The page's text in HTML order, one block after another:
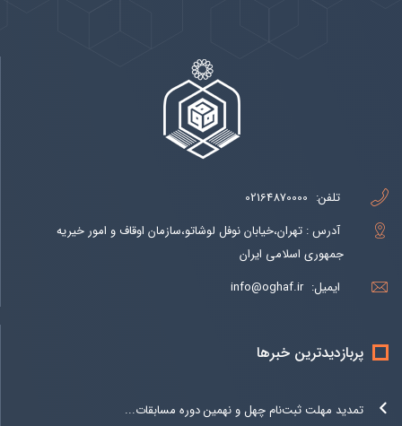
تلفن: 02164870000
آدرس : تهران،خیابان نوفل لوشاتو،سازمان اوقاف و امور خیریه
جمهوری اسلامی ایران
ایمیل: info@oghaf.ir
پربازدیدترین خبرها
تمدید مهلت ثبت‌نام چهل و نهمین دوره مسابقات...